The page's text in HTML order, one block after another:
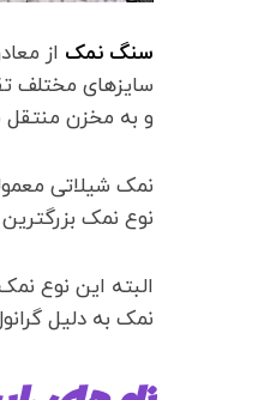
سنگ نمک از
سایزهای مختلف
و به مخزن منتقل
نوع نمک
نمک به دلیل